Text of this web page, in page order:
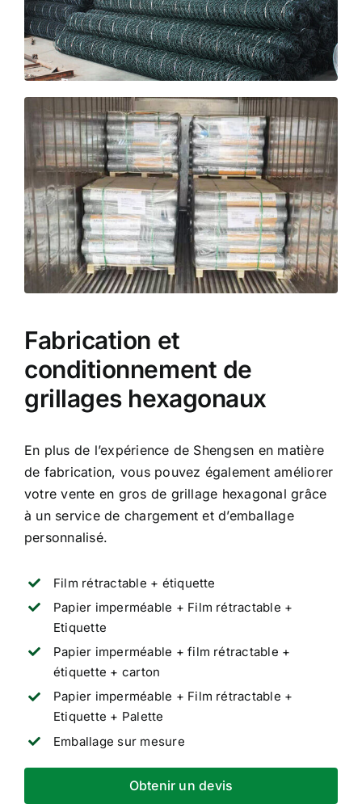
Fabrication et
conditionnement de
grillages hexagonaux
En plus de l’expérience de Shengsen en matière
de fabrication, vous pouvez également améliorer
votre vente en gros de grillage hexagonal grâce
à un service de chargement et d’emballage
personnalisé.
Film rétractable + étiquette
Papier imperméable + Film rétractable +
Etiquette
Papier imperméable + film rétractable +
étiquette + carton
Papier imperméable + Film rétractable +
Etiquette + Palette
Emballage sur mesure
Obtenir un devis